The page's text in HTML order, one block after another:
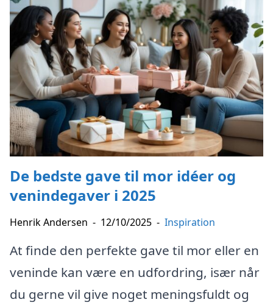
De bedste gave til mor idéer og
venindegaver i 2025
Henrik Andersen - 12/10/2025 - Inspiration
At finde den perfekte gave til mor eller en
veninde kan være en udfordring, især når
du gerne vil give noget meningsfuldt og